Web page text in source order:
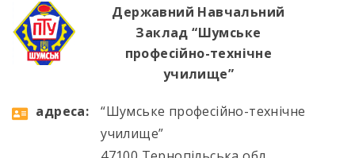
Державний Навчальний
Заклад “Шумське
професійно-технічне
училище”
aдресa:
“Шумське професійно-технічне
училище”